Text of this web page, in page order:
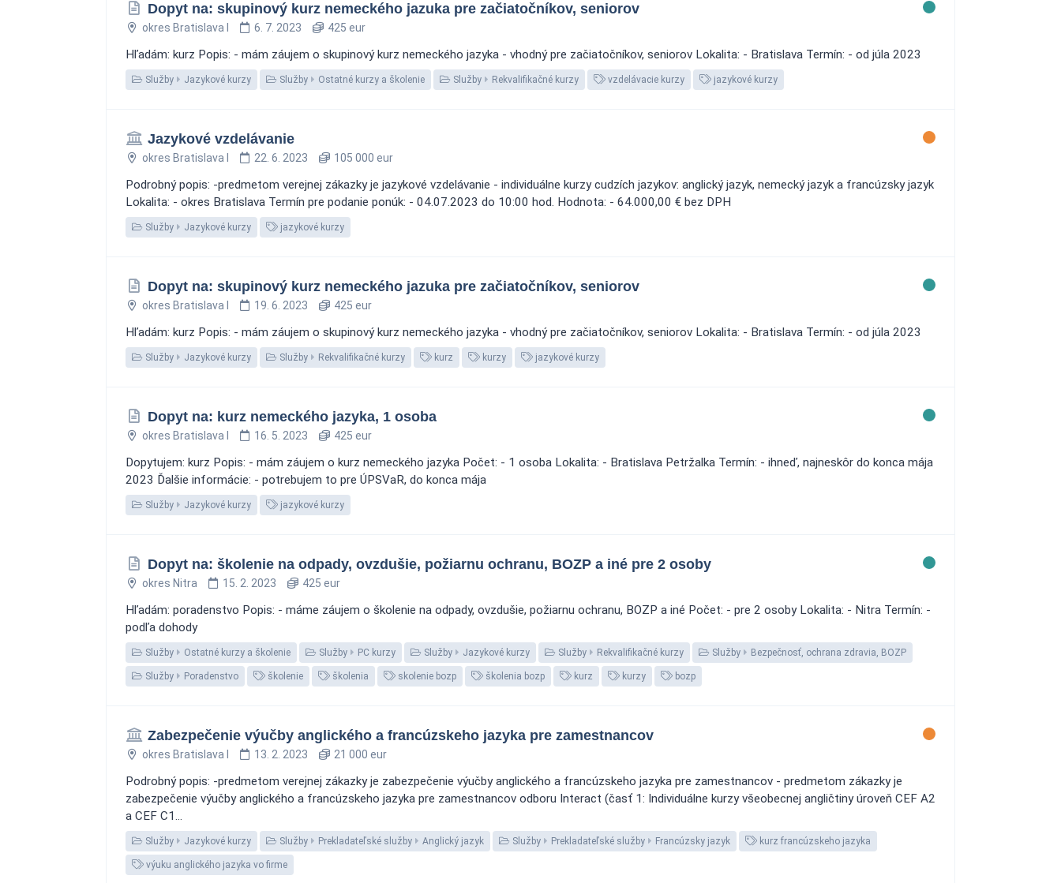
Dopyt na: skupinový kurz nemeckého jazuka pre začiatočníkov, seniorov
okres Bratislava I 6. 7. 2023 425 eur
Hľadám: kurz Popis: - mám záujem o skupinový kurz nemeckého jazyka - vhodný pre začiatočníkov, seniorov Lokalita: - Bratislava Termín: - od júla 2023
Služby Jazykové kurzy Služby Ostatné kurzy a školenie Služby Rekvalifikačné kurzy vzdelávacie kurzy jazykové kurzy
Jazykové vzdelávanie
okres Bratislava I 22. 6. 2023 105 000 eur
Podrobný popis: -predmetom verejnej zákazky je jazykové vzdelávanie - individuálne kurzy cudzích jazykov: anglický jazyk, nemecký jazyk a francúzsky jazyk
Lokalita: - okres Bratislava Termín pre podanie ponúk: - 04.07.2023 do 10:00 hod. Hodnota: - 64.000,00 € bez DPH
Služby Jazykové kurzy jazykové kurzy
Dopyt na: skupinový kurz nemeckého jazuka pre začiatočníkov, seniorov
okres Bratislava I 19. 6. 2023 425 eur
Hľadám: kurz Popis: - mám záujem o skupinový kurz nemeckého jazyka - vhodný pre začiatočníkov, seniorov Lokalita: - Bratislava Termín: - od júla 2023
Služby Jazykové kurzy Služby Rekvalifikačné kurzy kurz kurzy jazykové kurzy
Dopyt na: kurz nemeckého jazyka, 1 osoba
okres Bratislava I 16. 5. 2023 425 eur
Dopytujem: kurz Popis: - mám záujem o kurz nemeckého jazyka Počet: - 1 osoba Lokalita: - Bratislava Petržalka Termín: - ihneď, najneskôr do konca mája
2023 Ďalšie informácie: - potrebujem to pre ÚPSVaR, do konca mája
Služby Jazykové kurzy jazykové kurzy
Dopyt na: školenie na odpady, ovzdušie, požiarnu ochranu, BOZP a iné pre 2 osoby
okres Nitra 15. 2. 2023 425 eur
Hľadám: poradenstvo Popis: - máme záujem o školenie na odpady, ovzdušie, požiarnu ochranu, BOZP a iné Počet: - pre 2 osoby Lokalita: - Nitra Termín: -
podľa dohody
Služby Ostatné kurzy a školenie Služby PC kurzy Služby Jazykové kurzy Služby Rekvalifikačné kurzy Služby Bezpečnosť, ochrana zdravia, BOZP
Služby Poradenstvo školenie školenia skolenie bozp školenia bozp kurz kurzy bozp
Zabezpečenie výučby anglického a francúzskeho jazyka pre zamestnancov
okres Bratislava I 13. 2. 2023 21 000 eur
Podrobný popis: -predmetom verejnej zákazky je zabezpečenie výučby anglického a francúzskeho jazyka pre zamestnancov - predmetom zákazky je
zabezpečenie výučby anglického a francúzskeho jazyka pre zamestnancov odboru Interact (časť 1: Individuálne kurzy všeobecnej angličtiny úroveň CEF A2
a CEF C1...
Služby Jazykové kurzy Služby Prekladateľské služby Anglický jazyk Služby Prekladateľské služby Francúzsky jazyk kurz francúzskeho jazyka
výuku anglického jazyka vo firme